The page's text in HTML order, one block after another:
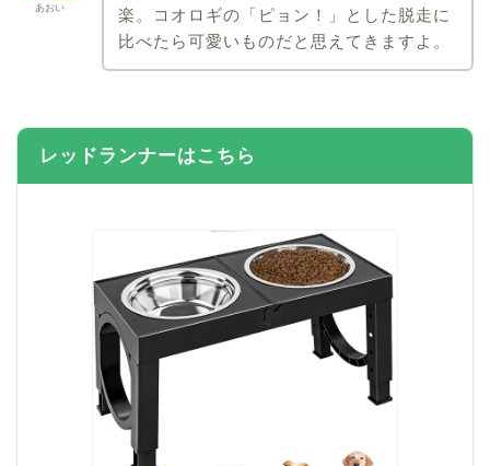
あおい
楽。コオロギの「ピョン！」とした脱走に
比べたら可愛いものだと思えてきますよ。
レッドランナーはこちら